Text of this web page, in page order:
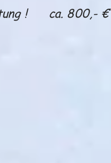
! ca. 800,- €